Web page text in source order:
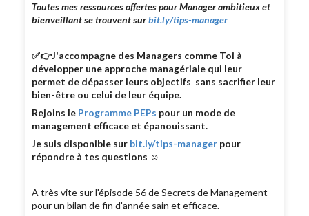
Toutes mes ressources offertes pour Manager ambitieux et
bienveillant se trouvent surbit.ly/tips-manager
✅👉J'accompagne des Managers comme Toi à
développer une approche managériale qui leur
permet de dépasser leurs objectifs sans sacrifier leur
bien-être ou celui de leur équipe.
Rejoins le Programme PEPs pour un mode de
management efficace et épanouissant.
Je suis disponible sur bit.ly/tips-manager pour
répondre à tes questions ☺
A très vite sur l'épisode 56 de Secrets de Management
pour un bilan de fin d'année sain et efficace.